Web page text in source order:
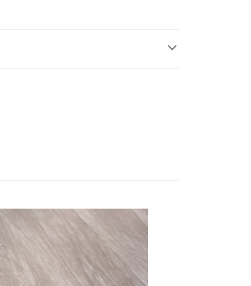
品之後才付款」的支付方式。 讓您購物簡單
式進行付款，方視為交易完成。
不需立刻繳費，但若您需要取消訂單，請聯
同意取消之訂單仍視為有效，需透過AFTEE
先享後付 」之結帳頁面顯示為準，若有關於
欲退款等相關疑問，請聯繫「AFTEE先享後
以上)免運費
以上)免運費